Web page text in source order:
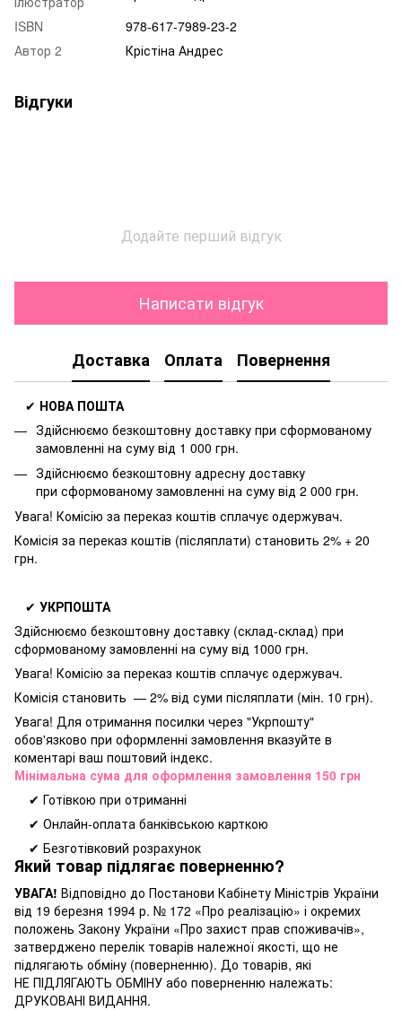
ISBN
978-617-7989-23-2
Автор 2
Крістіна Андрес
Відгуки
Додайте перший відгук
Написати відгук
Доставка Оплата Повернення
✔ НОВА ПОШТА
Здійснюємо безкоштовну доставку при сформованому
замовленні на суму від 1 000 грн.
Здійснюємо безкоштовну адресну доставку
при сформованому замовленні на суму від 2 000 грн.
Увага! Комісію за переказ коштів сплачує одержувач.
Комісія за переказ коштів (післяплати) становить 2% + 20
грн.
✔ УКРПОШТА
Здійснюємо безкоштовну доставку (склад-склад) при
сформованому замовленні на суму від 1000 грн.
Увага! Комісію за переказ коштів сплачує одержувач.
Комісія становить — 2% від суми післяплати (мін. 10 грн).
Увага! Для отримання посилки через "Укрпошту"
обов'язково при оформленні замовлення вказуйте в
коментарі ваш поштовий індекс.
Мінімальна сума для оформлення замовлення 150 грн
✔ Готівкою при отриманні
✔ Онлайн-оплата банківською карткою
✔ Безготівковий розрахунок
Який товар підлягає поверненню?
УВАГА! Відповідно до Постанови Кабінету Міністрів України
від 19 березня 1994 р. № 172 «Про реалізацію» і окремих
положень Закону України «Про захист прав споживачів»,
затверджено перелік товарів належної якості, що не
підлягають обміну (поверненню). До товарів, які
НЕ ПІДЛЯГАЮТЬ ОБМІНУ або поверненню належать:
ДРУКОВАНІ ВИДАННЯ.